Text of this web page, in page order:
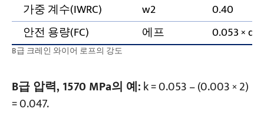
가중 계수(IWRC)
w2
0.40
안전 용량(FC)
에프 0.053 × d²
B급 크레인 와이어 로프의 강도
B급 압력, 1570 MPa의 예:k = 0.053 – (0.003 × 2)
= 0.047.